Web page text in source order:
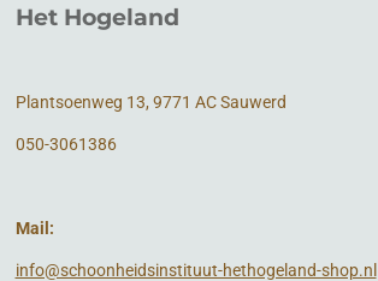
Het Hogeland
Plantsoenweg 13, 9771 AC Sauwerd
050-3061386
Mail:
info@schoonheidsinstituut-hethogeland-shop.nl